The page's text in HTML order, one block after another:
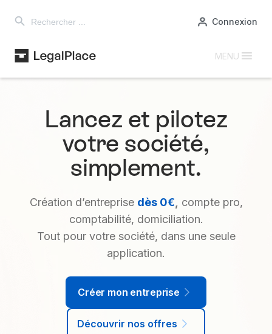
for:
Connexion
MENU
Lancez et pilotez
votre société,
simplement.
Création d’entreprise dès 0€
compte pro,
comptabilité, domiciliation.
Tout pour votre société, dans une seule
application.
Créer mon entreprise
Découvrir nos offres